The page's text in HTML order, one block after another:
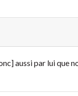
aussi par lui que